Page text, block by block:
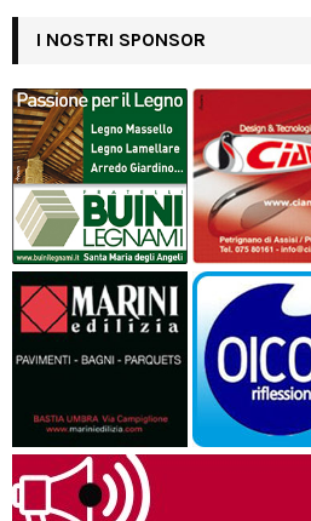
I NOSTRI SPONSOR